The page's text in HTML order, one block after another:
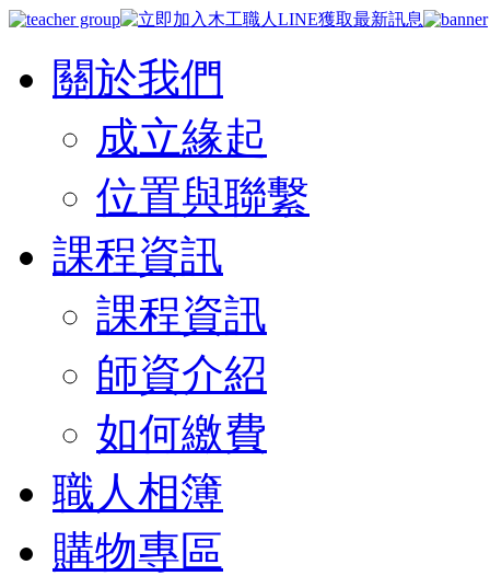
關於我們
成立緣起
位置與聯繫
課程資訊
課程資訊
師資介紹
如何繳費
職人相簿
購物專區